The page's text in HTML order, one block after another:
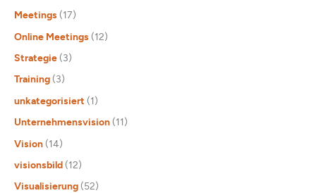
Meetings (17)
Online Meetings (12)
Strategie (3)
Training (3)
unkategorisiert (1)
Unternehmensvision (11)
Vision (14)
visionsbild (12)
Visualisierung (52)